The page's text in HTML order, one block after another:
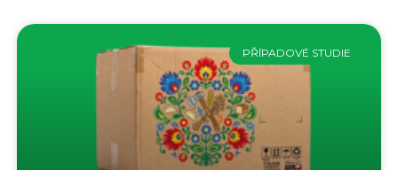
PŘÍPADOVÉ STUDIE